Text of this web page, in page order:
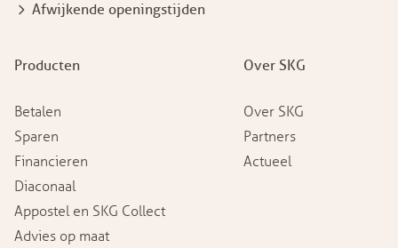
Producten
Betalen
Sparen
Financieren
Diaconaal
Appostel en SKG Collect
Advies op maat
Over SKG
Over SKG
Partners
Actueel
Afwijkende openingstijden